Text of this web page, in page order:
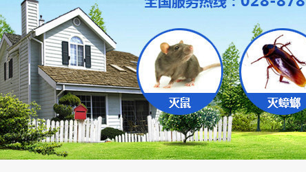
热烈祝贺公司成功获得行业最高A级资质